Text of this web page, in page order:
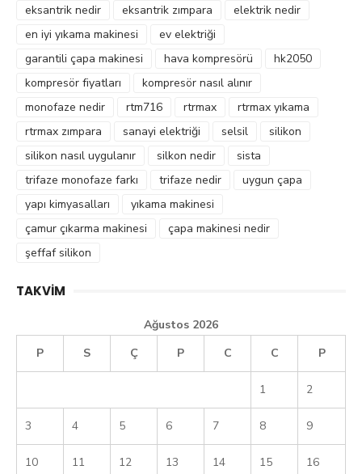
eksantrik nedir
eksantrik zımpara
elektrik nedir
en iyi yıkama makinesi
ev elektriği
garantili çapa makinesi
hava kompresörü
hk2050
kompresör fiyatları
kompresör nasıl alınır
monofaze nedir
rtm716 rtrmax
rtrmax yıkama
rtrmax zımpara
sanayi elektriği selsil
silikon
silikon nasıl uygulanır
silkon nedir
sista
trifaze monofaze farkı
trifaze nedir
uygun çapa
yapı kimyasalları
yıkama makinesi
çamur çıkarma makinesi
çapa makinesi nedir
şeffaf silikon
TAKVIM
Ağustos 2026
P
S Ç P C C P
1 2
3 4 5 6 7 8 9
10 11 12 13 14 15 16